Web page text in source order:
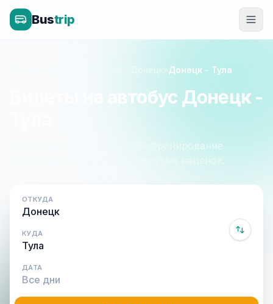
Bustrip
Донецк - Москва - Донецк»Донецк - Тула
Билеты на автобус Донецк -
Расписание, цены и онлайн-бронирование.
Оплата при посадке, без скрытых наценок.
ОТКУДА
КУДА
ДАТА